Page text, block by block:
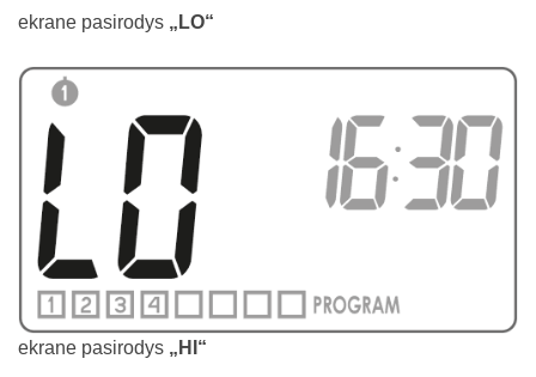
ekrane pasirodys „LO“
ekrane pasirodys „HI“